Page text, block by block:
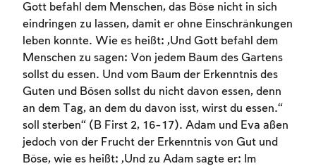
Gott befahl dem Menschen, das Böse nicht in sich
eindringen zu lassen, damit er ohne Einschränkungen
leben konnte. Wie es heißt: „Und Gott befahl dem
Menschen zu sagen: Von jedem Baum des Gartens
sollst du essen. Und vom Baum der Erkenntnis des
Guten und Bösen sollst du nicht davon essen, denn
an dem Tag, an dem du davon isst, wirst du essen.“
soll sterben“ (B First 2, 16-17). Adam und Eva aßen
jedoch von der Frucht der Erkenntnis von Gut und
Böse, wie es heißt: „Und zu Adam sagte er: Im